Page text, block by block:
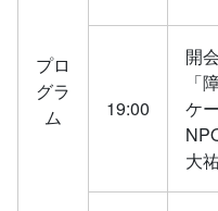
プロ
グラ
ム
19:00
開
「
ケ
大